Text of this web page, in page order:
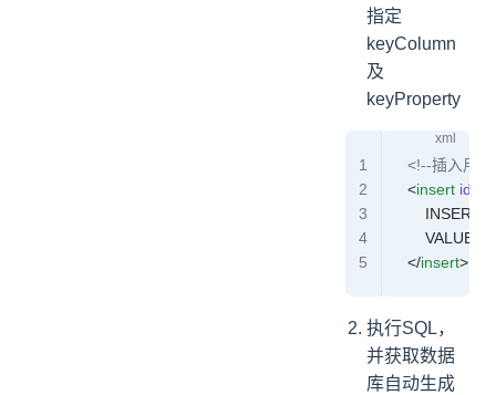
指定
keyColumn
及
keyProperty
<!--插入用
    <
insert id
VALUES
    </
insert>
执行SQL，
并获取数据
库自动生成